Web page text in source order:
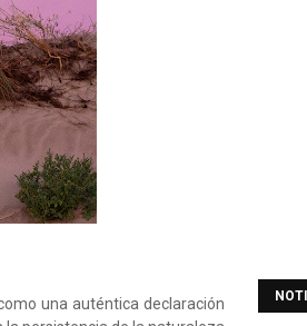
una auténtica declaración